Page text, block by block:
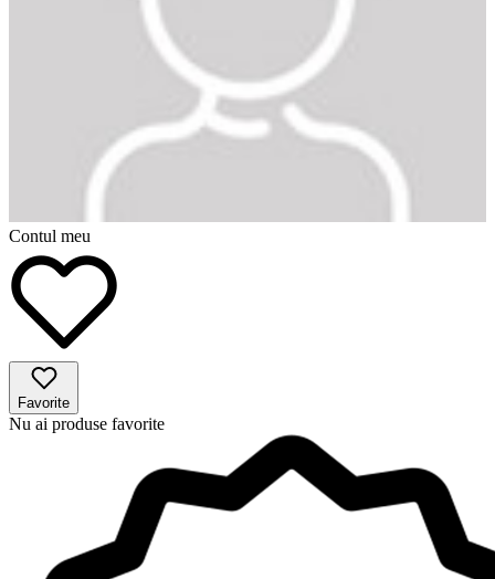
Contul meu
Favorite
Nu ai produse favorite